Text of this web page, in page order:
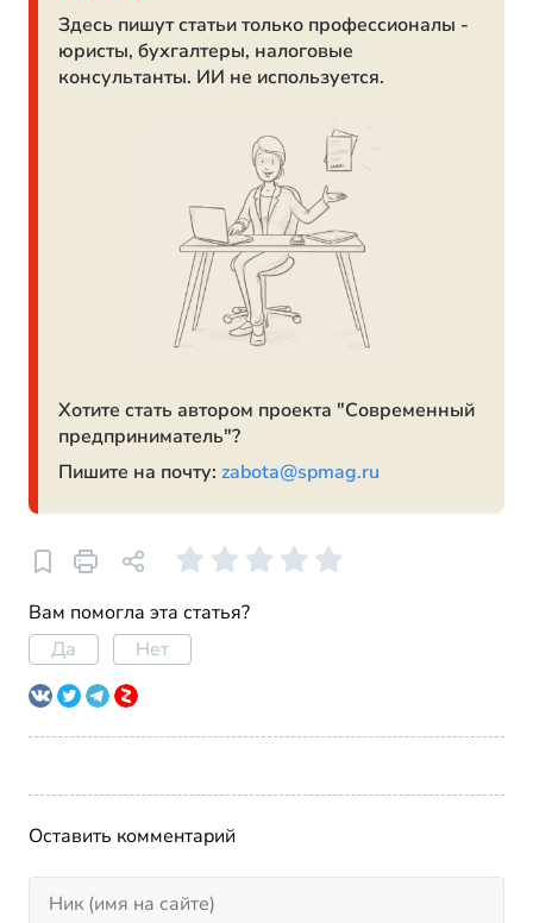
Здесь пишут статьи только профессионалы -
юристы, бухгалтеры, налоговые
консультанты. ИИ не используется.
Хотите стать автором проекта "Современный
предприниматель"?
Пишите на почту: zabota@spmag.ru
Вам помогла эта статья?
Да
Нет
Оставить комментарий